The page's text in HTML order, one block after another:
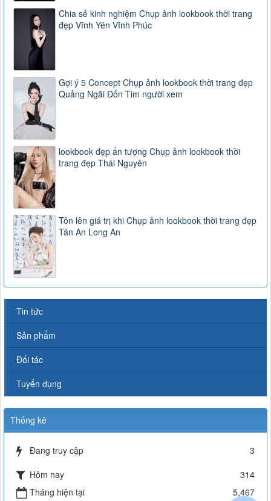
Chia sẻ kinh nghiệm Chụp ảnh lookbook thời trang
đẹp Vĩnh Yên Vĩnh Phúc
Gợi ý 5 Concept Chụp ảnh lookbook thời trang đẹp
Quảng Ngãi Đốn Tim người xem
lookbook đẹp ấn tượng Chụp ảnh lookbook thời
trang đẹp Thái Nguyên
Tôn lên giá trị khi Chụp ảnh lookbook thời trang đẹp
Tân An Long An
Tin tức
Sản phẩm
Đối tác
Tuyển dụng
Thống kê
Đang truy cập
3
Hôm nay
314
Tháng hiện tại
5,467